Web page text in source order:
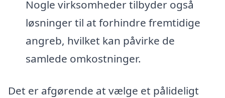
Nogle virksomheder tilbyder også
løsninger til at forhindre fremtidige
angreb, hvilket kan påvirke de
samlede omkostninger.
Det er afgørende at vælge et pålideligt